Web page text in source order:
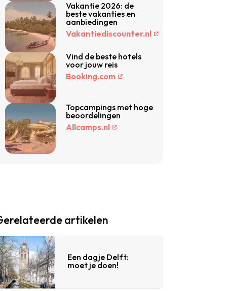
Vakantie 2026: de
beste vakanties en
aanbiedingen
Vakantiediscounter.nl
Vind de beste hotels
voor jouw reis
Booking.com
Topcampings met hoge
beoordelingen
Allcamps.nl
artikelen
Een dagje Delft:
moet je doen!